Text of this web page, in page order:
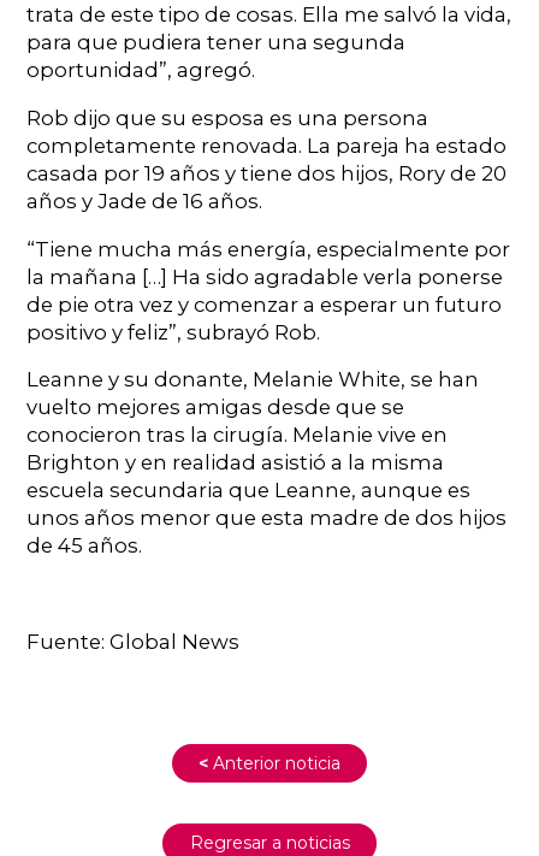
trata de este tipo de cosas. Ella me salvó la vida,
para que pudiera tener una segunda
oportunidad”, agregó.
Rob dijo que su esposa es una persona
completamente renovada. La pareja ha estado
casada por 19 años y tiene dos hijos, Rory de 20
años y Jade de 16 años.
“Tiene mucha más energía, especialmente por
la mañana […] Ha sido agradable verla ponerse
de pie otra vez y comenzar a esperar un futuro
positivo y feliz”, subrayó Rob.
Leanne y su donante, Melanie White, se han
vuelto mejores amigas desde que se
conocieron tras la cirugía. Melanie vive en
Brighton y en realidad asistió a la misma
escuela secundaria que Leanne, aunque es
unos años menor que esta madre de dos hijos
de 45 años.
Fuente: Global News
< Anterior noticia
Regresar a noticias